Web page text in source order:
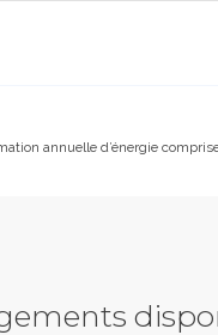
annuelle d’énergie